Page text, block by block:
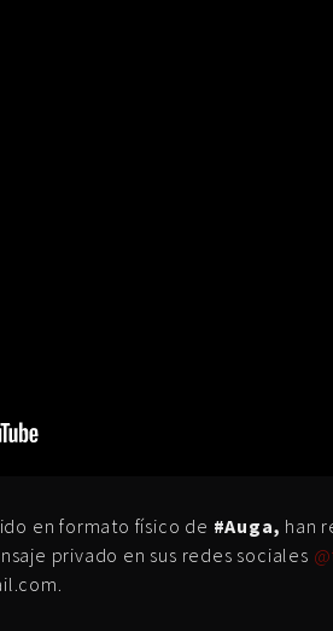
en formato físico de #Auga, han
privado en sus redes sociales